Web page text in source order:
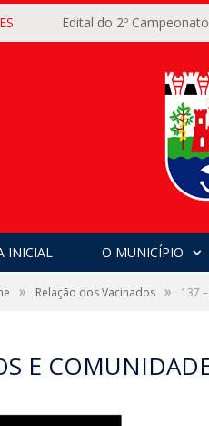
Edital do 2º
INICIAL O MUNICÍPIO
» Relação dos Vacinados » 137
E